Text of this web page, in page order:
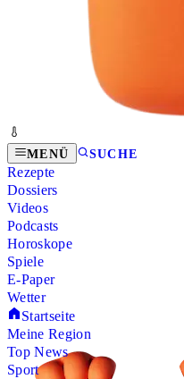
MENÜ SUCHE
Rezepte
Dossiers
Videos
Podcasts
Horoskope
Spiele
E-Paper
Wetter
Startseite
Meine Region
Top News
Sport